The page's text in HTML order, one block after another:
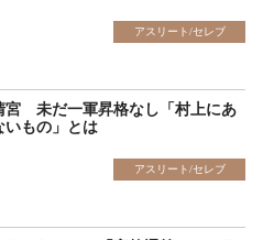
アスリート/セレブ
宮 未だ一軍昇格なし「村上にあ
いもの」とは
アスリート/セレブ